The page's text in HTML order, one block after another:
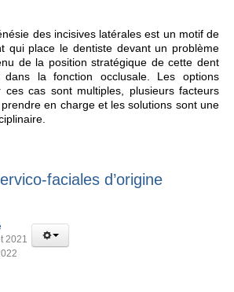
des incisives latérales est un motif de
qui place le dentiste devant un problème
de la position stratégique de cette dent
la fonction occlusale. Les options
ces cas sont multiples, plusieurs facteurs
en charge et les solutions sont une
faciales d’origine
2021